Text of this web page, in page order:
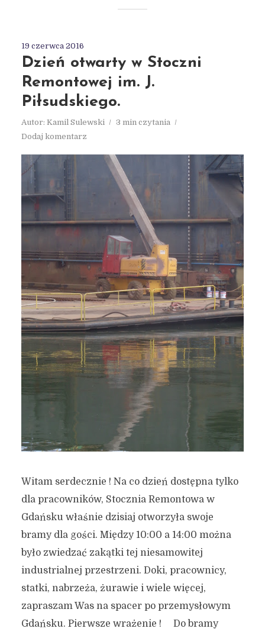
19 czerwca 2016
Dzień otwarty w Stoczni
Remontowej im. J.
Piłsudskiego.
Autor: Kamil Sulewski
3 min czytania
Dodaj komentarz
Witam serdecznie ! Na co dzień dostępna tylko
dla pracowników, Stocznia Remontowa w
Gdańsku właśnie dzisiaj otworzyła swoje
bramy dla gości. Między 10:00 a 14:00 można
było zwiedzać zakątki tej niesamowitej
industrialnej przestrzeni. Doki, pracownicy,
statki, nabrzeża, żurawie i wiele więcej,
zapraszam Was na spacer po przemysłowym
Gdańsku. Pierwsze wrażenie ! Do bramy